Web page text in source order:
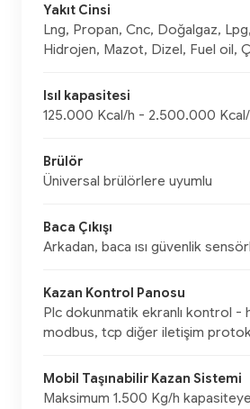
Yakıt Cinsi
Lng, Propan, Cnc, Doğalgaz,
Hidrojen, Mazot, Dizel, Fuel oil,
Isıl kapasitesi
125.000 Kcal/h - 2.500.000
Brülör
Üniversal brülörlere uyumlu
Baca Çıkışı
Arkadan, baca ısı güvenlik
Kazan Kontrol Panosu
Plc dokunmatik ekranlı kontrol -
modbus, tcp diğer iletişim
Mobil Taşınabilir Kazan Sistemi
Maksimum 1.500 Kg/h